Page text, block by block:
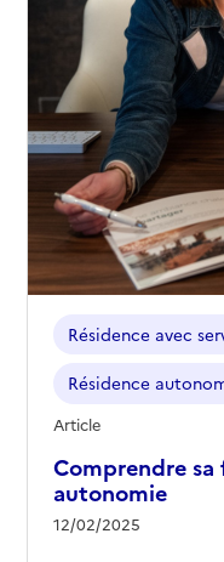
Comprendre sa
autonomie
12/02/2025
Résidence avec
Résidence
Article